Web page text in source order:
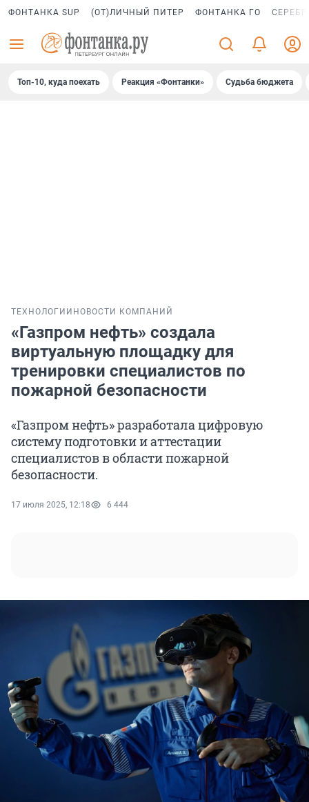
ФОНТАНКА SUP (ОТ)ЛИЧНЫЙ ПИТЕР ФОНТАНКА ГО
Топ-10, куда поехать Реакция «Фонтанки» Судьба бюджета
ТЕХНОЛОГИИ НОВОСТИ КОМПАНИЙ
«Газпром нефть» создала
виртуальную площадку для
тренировки специалистов по
пожарной безопасности
«Газпром нефть» разработала цифровую
систему подготовки и аттестации
специалистов в области пожарной
безопасности.
17 июля 2025, 12:18 6 444